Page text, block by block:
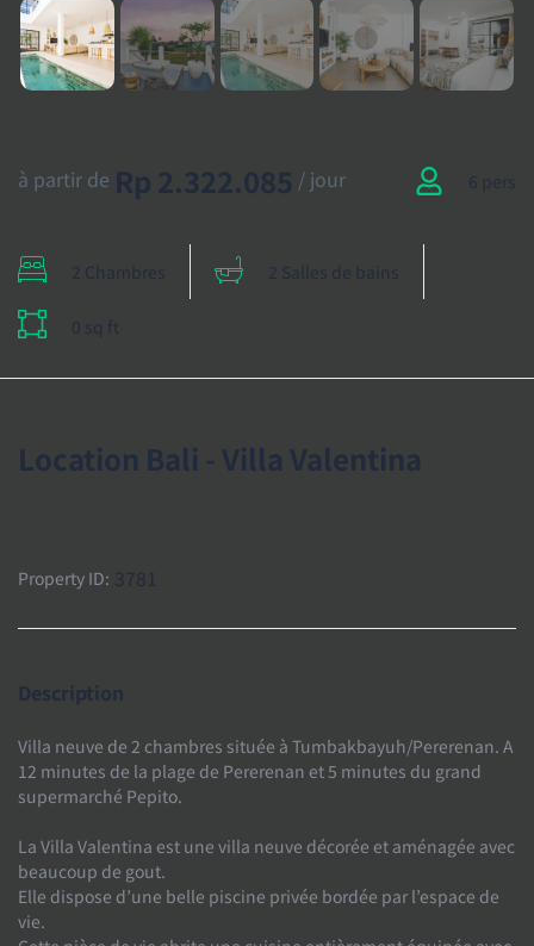
à partir de Rp 2.322.085 / jour 6 pers
2 Chambres 2 Salles de bains
0 sq ft
Location Bali - Villa Valentina
Property ID: 3781
Description
Villa neuve de 2 chambres située à Tumbakbayuh/Pererenan. A
12 minutes de la plage de Pererenan et 5 minutes du grand
supermarché Pepito.
La Villa Valentina est une villa neuve décorée et aménagée avec
beaucoup de gout.
Elle dispose d’une belle piscine privée bordée par l’espace de
vie.